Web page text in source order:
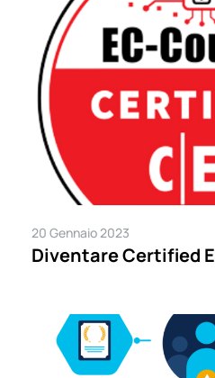
20 Gennaio 2023
Diventare Certified